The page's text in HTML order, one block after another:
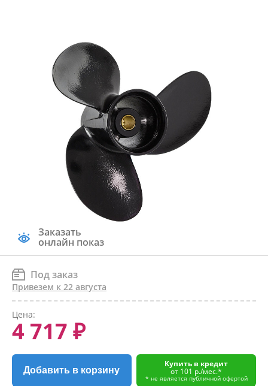
Заказать
онлайн показ
Под заказ
Привезем к 22 августа
Цена:
4 717 ₽
Добавить в корзину
Купить в кредит
от 101 р./мес.*
* не является публичной офертой